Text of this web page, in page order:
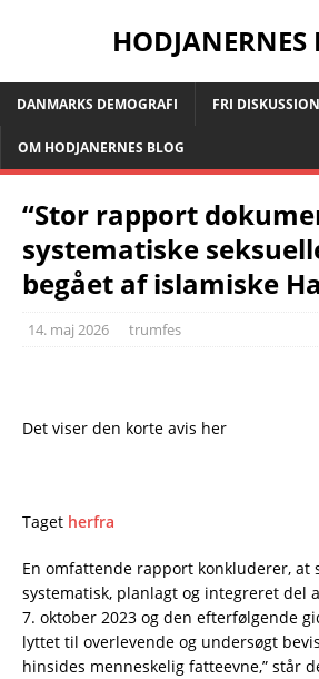
HODJANERNES
DANMARKS DEMOGRAFI FRI DISKUSSION
OM HODJANERNES BLOG
“Stor rapport
systematiske
begået af islamiske
14. maj 2026 trumfes
Det viser den korte avis her
Taget herfra
En omfattende rapport konkluderer, at
systematisk, planlagt og integreret del
7. oktober 2023 og den efterfølgende
lyttet til overlevende og undersøgt
hinsides menneskelig fatteevne,” står